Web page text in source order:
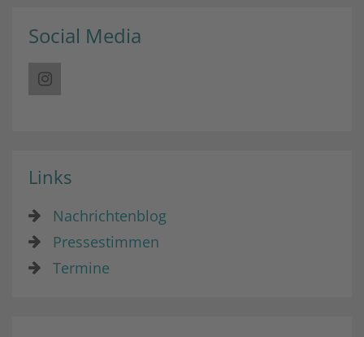
Social Media
Links
Nachrichtenblog
Pressestimmen
Termine